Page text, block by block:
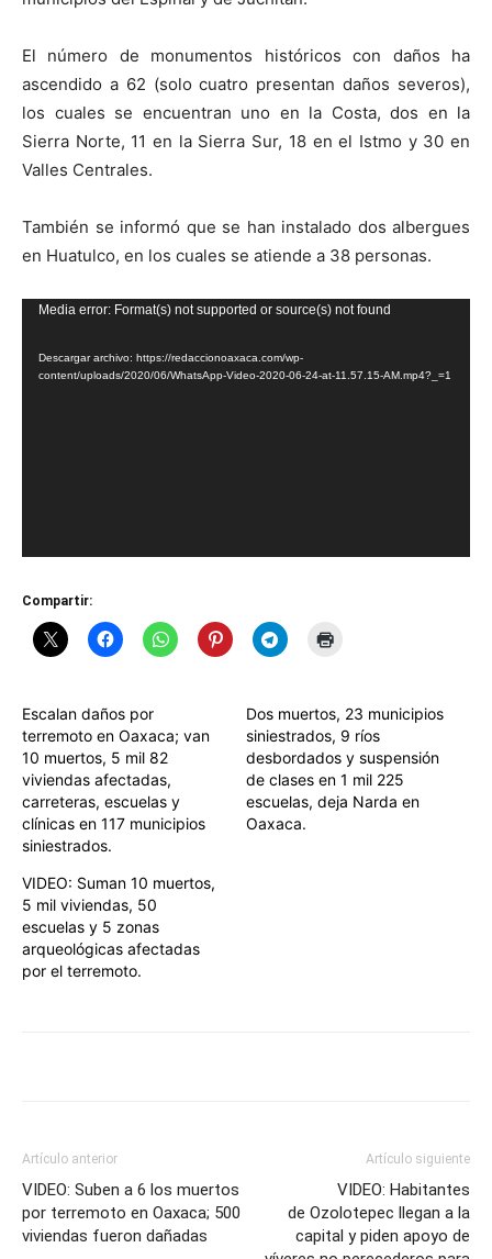
El número de monumentos históricos con daños ha
ascendido a 62 (solo cuatro presentan daños severos),
los cuales se encuentran uno en la Costa, dos en la
Sierra Norte, 11 en la Sierra Sur, 18 en el Istmo y 30 en
Valles Centrales.
También se informó que se han instalado dos albergues
en Huatulco, en los cuales se atiende a 38 personas.
Reproductor
vídeo
Media error: Format(s) not supported or source(s) not found
Descargar archivo: https://redaccionoaxaca.com/wp-
content/uploads/2020/06/WhatsApp-Video-2020-06-24-at-11.57.15-AM.mp4?_=1
Compartir:
Escalan daños por
terremoto en Oaxaca; van
10 muertos, 5 mil 82
viviendas afectadas,
carreteras, escuelas y
clínicas en 117 municipios
siniestrados.
Dos muertos, 23 municipios
siniestrados, 9 ríos
desbordados y suspensión
de clases en 1 mil 225
escuelas, deja Narda en
Oaxaca.
VIDEO: Suman 10 muertos,
5 mil viviendas, 50
escuelas y 5 zonas
arqueológicas afectadas
por el terremoto.
Artículo anterior
VIDEO: Suben a 6 los muertos
por terremoto en Oaxaca; 500
viviendas fueron dañadas
Artículo siguiente
VIDEO: Habitantes
de Ozolotepec llegan a la
capital y piden apoyo de